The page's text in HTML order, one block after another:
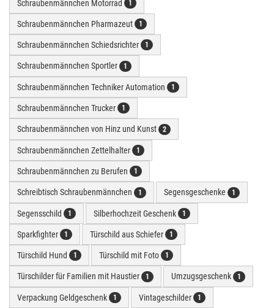
Schraubenmännchen Motorrad 1
Schraubenmännchen Pharmazeut 1
Schraubenmännchen Schiedsrichter 1
Schraubenmännchen Sportler 1
Schraubenmännchen Techniker Automation 1
Schraubenmännchen Trucker 1
Schraubenmännchen von Hinz und Kunst 2
Schraubenmännchen Zettelhalter 1
Schraubenmännchen zu Berufen 1
Schreibtisch Schraubenmännchen 1 Segensgeschenke 1
Segensschild 1 Silberhochzeit Geschenk 1
Sparkfighter 1 Türschild aus Schiefer 1
Türschild Hund 1 Türschild mit Foto 1
Türschilder für Familien mit Haustier 1 Umzugsgeschenk 1
Verpackung Geldgeschenk 1 Vintageschilder 1